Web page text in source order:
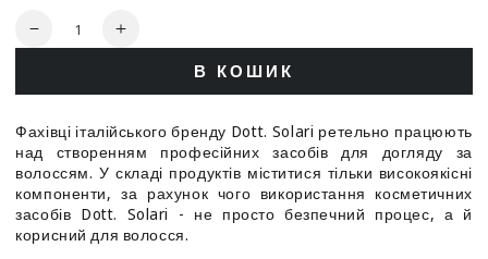
Кількість
Зменшити
Solari
Style
Gel
In
Black
-Чорний
Збільшити
Solari
Style
Gel
In
Black
-Чорний
В КОШИК
Фахівці італійського бренду Dott. Solari ретельно працюють
над створенням професійних засобів для догляду за
волоссям. У складі продуктів міститися тільки високоякісні
компоненти, за рахунок чого використання косметичних
засобів Dott. Solari - не просто безпечний процес, а й
корисний для волосся.